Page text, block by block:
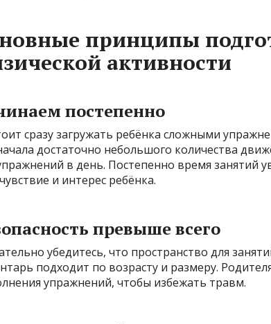
принципы
активности
постепенно
сразу загружать ребёнка сложными
достаточно небольшого количества
в день. Постепенно время занятий
и интерес ребёнка.
превыше всего
убедитесь, что пространство для
подходит по возрасту и размеру.
упражнений, чтобы избежать травм.